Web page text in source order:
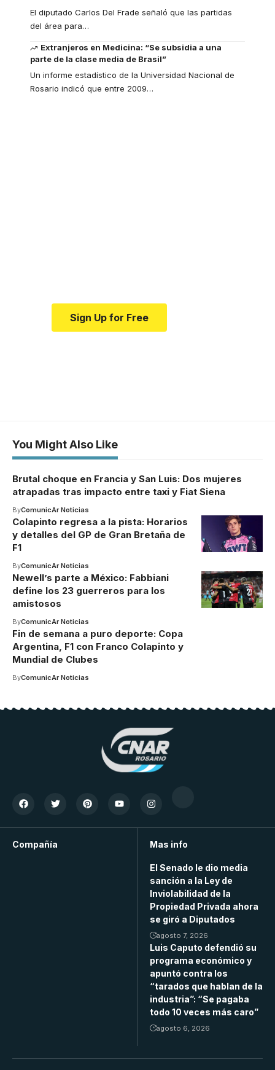
El diputado Carlos Del Frade señaló que las partidas
del área para…
Extranjeros en Medicina: “Se subsidia a una
parte de la clase media de Brasil”
Un informe estadístico de la Universidad Nacional de
Rosario indicó que entre 2009…
Sign Up for Free
You Might Also Like
Brutal choque en Francia y San Luis: Dos mujeres
atrapadas tras impacto entre taxi y Fiat Siena
ByComunicAr Noticias
Colapinto regresa a la pista: Horarios
y detalles del GP de Gran Bretaña de
F1
ByComunicAr Noticias
Newell’s parte a México: Fabbiani
define los 23 guerreros para los
amistosos
ByComunicAr Noticias
Fin de semana a puro deporte: Copa
Argentina, F1 con Franco Colapinto y
Mundial de Clubes
ByComunicAr Noticias
Compañía Mas info
El Senado le dio media
sanción a la Ley de
Inviolabilidad de la
Propiedad Privada ahora
se giró a Diputados
agosto 7, 2026
Luis Caputo defendió su
programa económico y
apuntó contra los
“tarados que hablan de la
industria”: “Se pagaba
todo 10 veces más caro”
agosto 6, 2026